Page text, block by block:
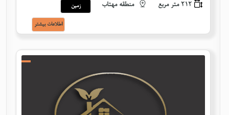
212 متر مربع منطقه مهتاب زمین
اطلاعات بيشتر